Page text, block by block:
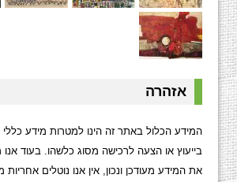
אזהרה
המידע הכלול באתר זה הינו למטרות מידע כללי
בייעוץ או הצעה לרכישה מסוג כלשהו. בעוד
את המידע מעודכן ונכון, אין אנו נוטלים אחריות